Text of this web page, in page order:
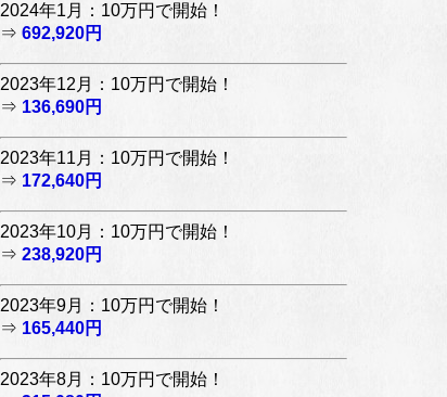
2024年1月：10万円で開始！
⇒ 692,920円
2023年12月：10万円で開始！
⇒ 136,690円
2023年11月：10万円で開始！
⇒ 172,640円
2023年10月：10万円で開始！
⇒ 238,920円
2023年9月：10万円で開始！
⇒ 165,440円
2023年8月：10万円で開始！